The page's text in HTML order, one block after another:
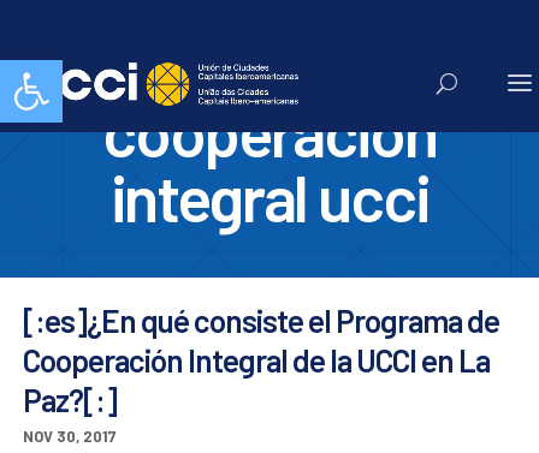
Abrir barra de herramientas
programa de
cooperacion
integral ucci
[:es]¿En qué consiste el Programa de
Cooperación Integral de la UCCI en La
Paz?[:]
NOV 30, 2017